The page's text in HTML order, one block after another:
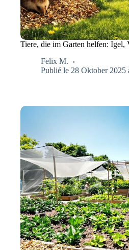
Tiere, die im Garten helfen: Igel,
Felix M.
Publié le 28 Oktober 2025